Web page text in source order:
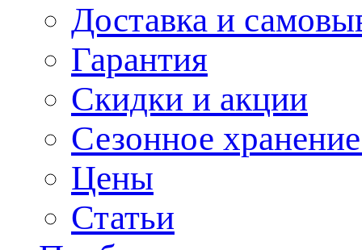
Доставка и
Гарантия
Скидки и акции
Сезонное
Цены
Статьи